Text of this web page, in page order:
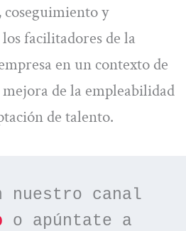
coseguimiento y
facilitadores de la
en un contexto de
de la empleabilidad
de talento.
nuestro canal
o apúntate a